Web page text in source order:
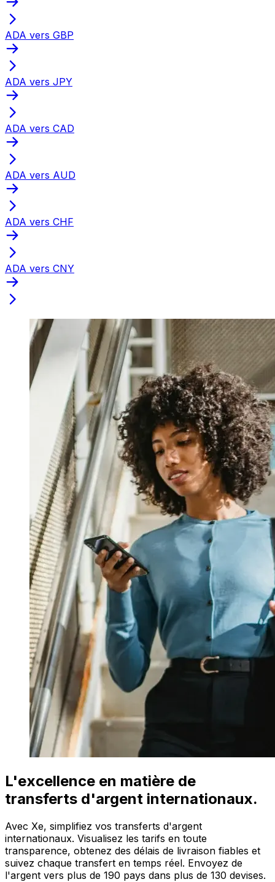
ADA vers GBP
ADA vers JPY
ADA vers CAD
ADA vers AUD
ADA vers CHF
ADA vers CNY
L'excellence en matière de
transferts d'argent internationaux.
Avec Xe, simplifiez vos transferts d'argent
internationaux. Visualisez les tarifs en toute
transparence, obtenez des délais de livraison fiables et
suivez chaque transfert en temps réel. Envoyez de
l'argent vers plus de 190 pays dans plus de 130 devises.